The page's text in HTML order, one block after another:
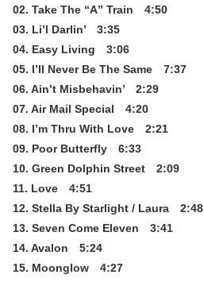
02. Take The “A” Train 4:50
03. Li’l Darlin’ 3:35
04. Easy Living 3:06
05. I’ll Never Be The Same 7:37
06. Ain’t Misbehavin’ 2:29
07. Air Mail Special 4:20
08. I’m Thru With Love 2:21
09. Poor Butterfly 6:33
10. Green Dolphin Street 2:09
11. Love 4:51
12. Stella By Starlight / Laura 2:48
13. Seven Come Eleven 3:41
14. Avalon 5:24
15. Moonglow 4:27